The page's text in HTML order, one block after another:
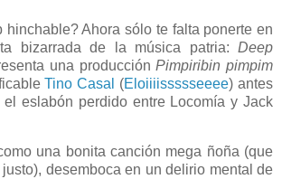
hinchable? Ahora sólo te falta ponerte en
bizarrada de la música patria: Deep
una producciónPimpiribin pimpim
Tino Casal (Eloiiiissssseeee) antes
eslabón perdido entre Locomía y Jack
una bonita canción mega ñoña (que
justo), desemboca en un delirio mental de